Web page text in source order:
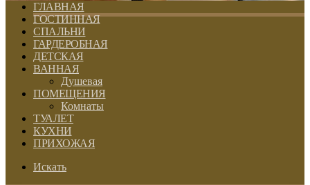
ГЛАВНАЯ
ГОСТИННАЯ
СПАЛЬНИ
ГАРДЕРОБНАЯ
ДЕТСКАЯ
ВАННАЯ
Душевая
ПОМЕЩЕНИЯ
Комнаты
ТУАЛЕТ
КУХНИ
ПРИХОЖАЯ
Искать